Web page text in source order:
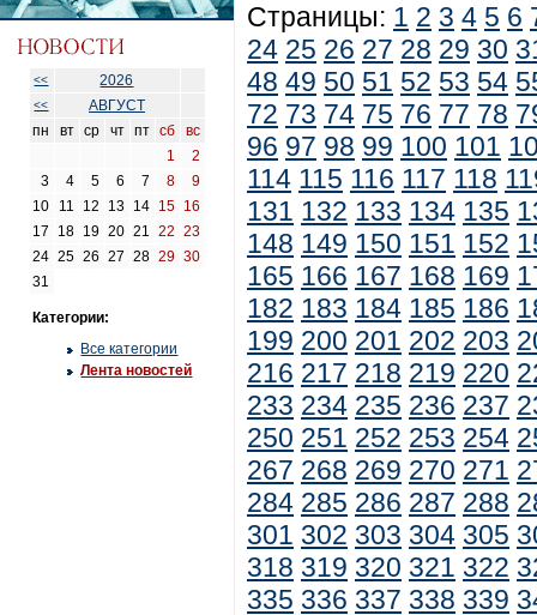
<< 2026
<<
АВГУСТ
пн
вт ср чт пт сб
вс
1
2
3
4 5 6 7 8
9
10
11 12 13 14 15 16
17
18 19 20 21 22
23
24 25 26 27 28 29 30
31
Категории:
Все категории
Лента новостей
Страницы: 1 2 3 4 5 6
24 25 26 27 28 29 30
48 49 50 51 52 53 54
72 73 74 75 76 77 78
96 97 98 99 100 101
114 115 116 117 118
131 132 133 134 135
148 149 150 151 152
165 166 167 168 169
182 183 184 185 186
199 200 201 202 203
216 217 218 219 220
233 234 235 236 237
250 251 252 253 254
267 268 269 270 271
284 285 286 287 288
301 302 303 304 305
318 319 320 321 322
335 336 337 338 339